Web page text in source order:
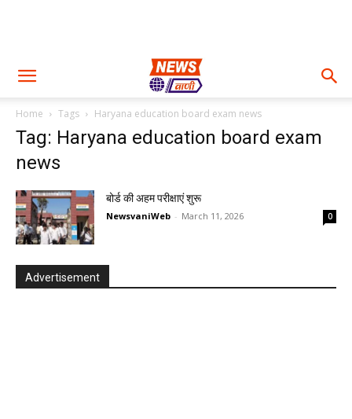
Home Tags Haryana education board exam news
Tag: Haryana education board exam
news
बोर्ड की अहम परीक्षाएं शुरू
NewsvaniWeb - March 11, 2026 0
Advertisement